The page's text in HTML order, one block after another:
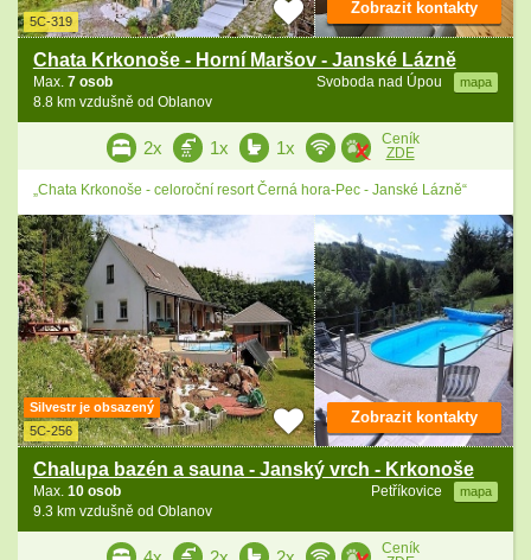
5C-319
Chata Krkonoše - Horní Maršov - Janské Lázně
Svoboda nad Úpou mapa
Max. 7 osob
8.8 km vzdušně od Oblanov
Zobrazit kontakty
2x 1x 1x
Ceník
ZDE
„Chata Krkonoše - celoroční resort Černá hora-Pec - Janské Lázně“
Silvestr je obsazený
5C-256
Chalupa bazén a sauna - Janský vrch - Krkonoše
Petříkovice mapa
Max. 10 osob
9.3 km vzdušně od Oblanov
Zobrazit kontakty
Ceník